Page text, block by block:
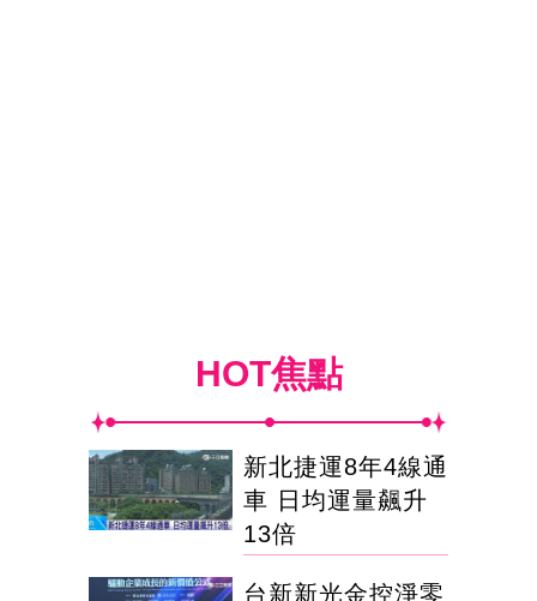
HOT焦點
新北捷運8年4線通
車 日均運量飆升
13倍
台新新光金控淨零